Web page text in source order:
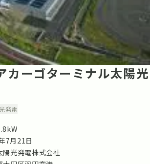
カーゴターミナル太陽光
発電
7月21日
陽光発電株式会社